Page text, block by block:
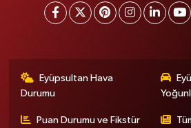
Eyüpsultan Hava
Durumu
Puan Durumu ve Fikstür